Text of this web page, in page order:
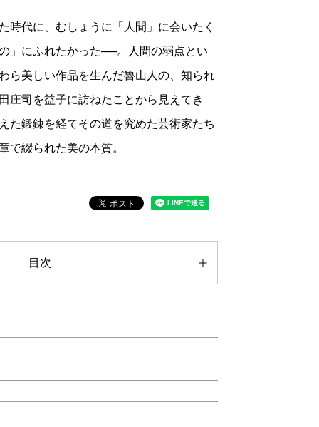
時代に、むしょうに「人間」に会いたく
」にふれたかった──。人間の弱点とい
ら美しい作品を生んだ魯山人の、知られ
庄司を益子に訪ねたことから見えてき
た鍛錬を経てその道を究めた芸術家たち
で綴られた美の本質。
目次